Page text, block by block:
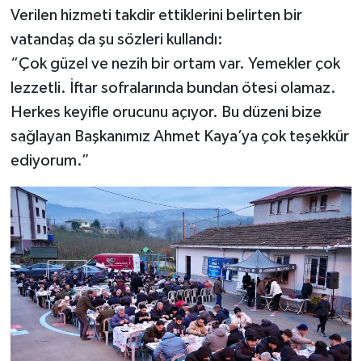
Verilen hizmeti takdir ettiklerini belirten bir
vatandaş da şu sözleri kullandı:
“Çok güzel ve nezih bir ortam var. Yemekler çok
lezzetli. İftar sofralarında bundan ötesi olamaz.
Herkes keyifle orucunu açıyor. Bu düzeni bize
sağlayan Başkanımız Ahmet Kaya’ya çok teşekkür
ediyorum.”